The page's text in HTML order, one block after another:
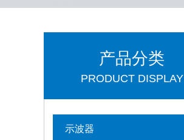
产品分类
PRODUCT DISPLAY
示波器